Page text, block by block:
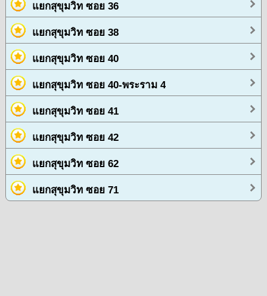
แยกสุขุมวิท ซอย 36
แยกสุขุมวิท ซอย 38
แยกสุขุมวิท ซอย 40
แยกสุขุมวิท ซอย 40-พระราม 4
แยกสุขุมวิท ซอย 41
แยกสุขุมวิท ซอย 42
แยกสุขุมวิท ซอย 62
แยกสุขุมวิท ซอย 71